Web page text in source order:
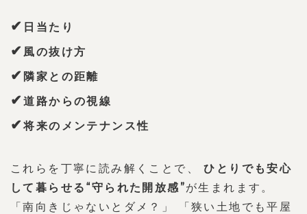
✔ 日当たり
✔ 風の抜け方
✔ 隣家との距離
✔道路からの視線
✔将来のメンテナンス性
これらを丁寧に読み解くことで、 ひとりでも安心
して暮らせる“守られた開放感”が生まれます。
「南向きじゃないとダメ？」 「狭い土地でも平屋